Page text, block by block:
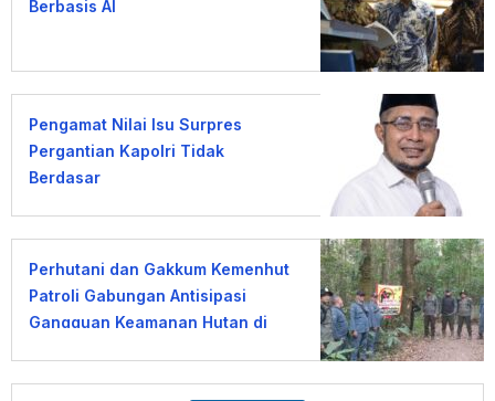
Berbasis AI
Pengamat Nilai Isu Surpres
Pergantian Kapolri Tidak
Berdasar
Perhutani dan Gakkum Kemenhut
Patroli Gabungan Antisipasi
Gangguan Keamanan Hutan di